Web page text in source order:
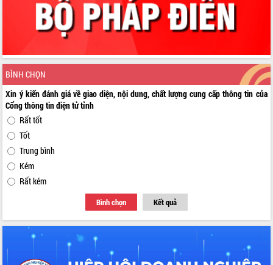
BÌNH CHỌN
Xin ý kiến đánh giá về giao diện, nội dung, chất lượng cung cấp thông tin của
Cổng thông tin điện tử tỉnh
Rất tốt
Tốt
Trung bình
Kém
Rất kém
Bình chọn Kết quả